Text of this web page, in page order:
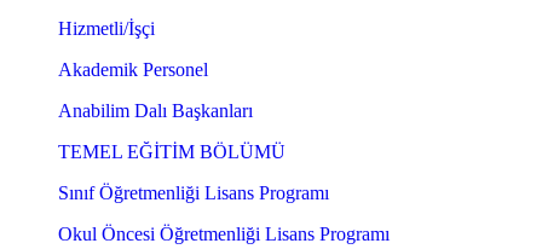
Hizmetli/İşçi
Akademik Personel
Anabilim Dalı Başkanları
TEMEL EĞİTİM BÖLÜMÜ
Sınıf Öğretmenliği Lisans Programı
Okul Öncesi Öğretmenliği Lisans Programı